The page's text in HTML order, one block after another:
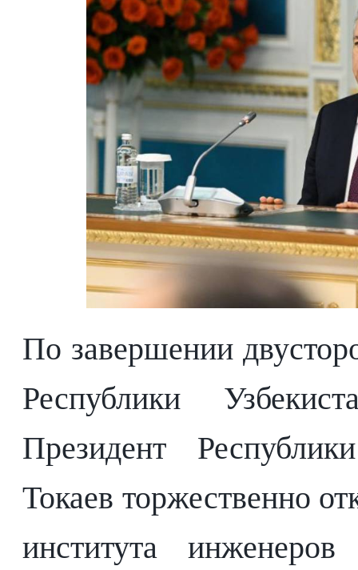
По завершении
Республики
Президент
Токаев торжественно
института